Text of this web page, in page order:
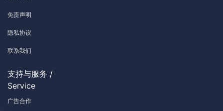
免责声明
隐私协议
联系我们
支持与服务 /
Service
广告合作